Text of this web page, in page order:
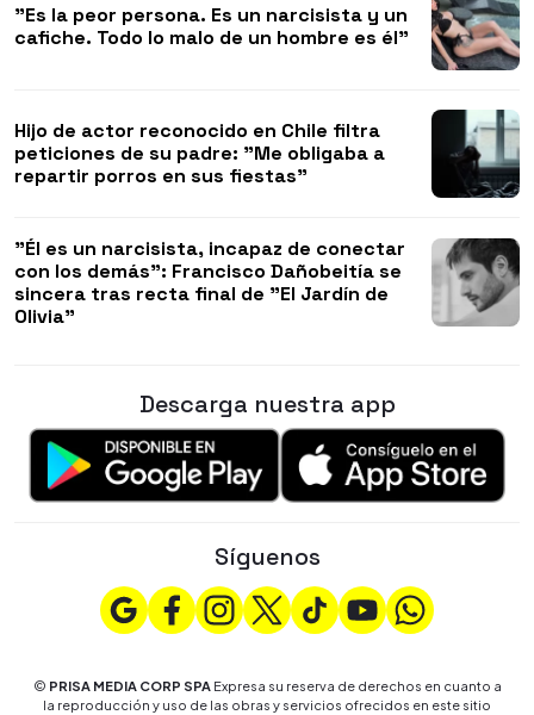
"Es la peor persona. Es un narcisista y un
cafiche. Todo lo malo de un hombre es él"
Hijo de actor reconocido en Chile filtra
peticiones de su padre: "Me obligaba a
repartir porros en sus fiestas"
"Él es un narcisista, incapaz de conectar
con los demás": Francisco Dañobeitía se
sincera tras recta final de "El Jardín de
Olivia"
Descarga nuestra app
Síguenos
© PRISA MEDIA CORP SPAExpresa su reserva de derechos en cuanto a
la reproducción y uso de las obras y servicios ofrecidos en este sitio